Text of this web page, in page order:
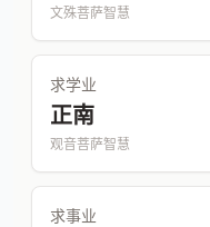
文殊菩萨智慧
求学业
正南
观音菩萨智慧
求事业